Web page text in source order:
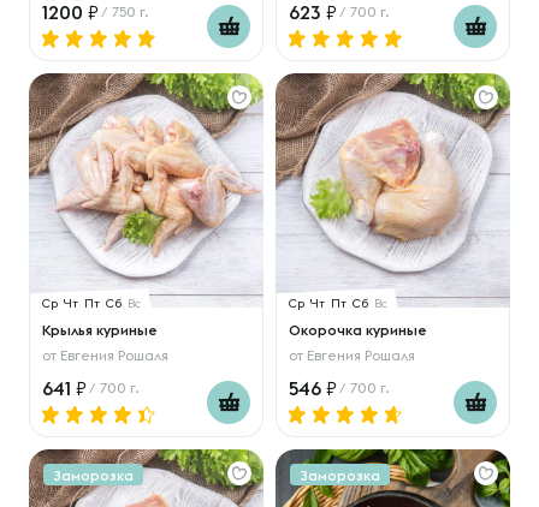
1200 / 750 г. 623 / 700 г.
Ср Чт Пт Сб Вс
Крылья куриные
от Евгения Рошаля
641 / 700 г.
Ср Чт Пт Сб Вс
Окорочка куриные
от Евгения Рошаля
546 / 700 г.
Заморозка Заморозка